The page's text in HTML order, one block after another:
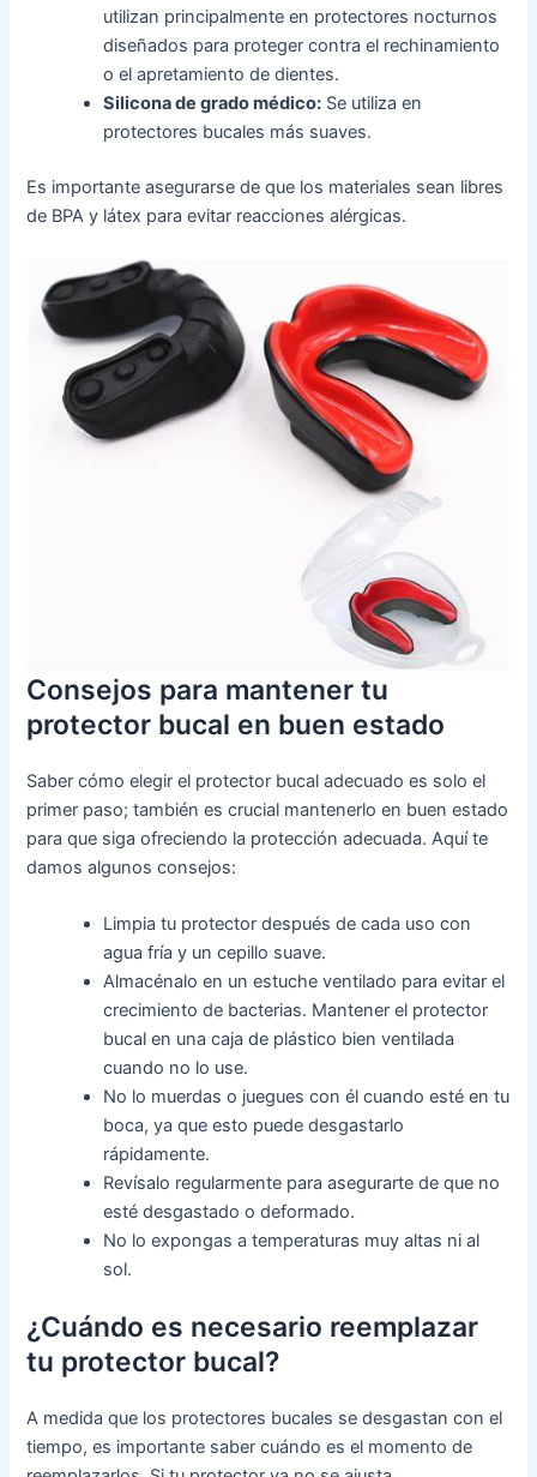
utilizan principalmente en protectores nocturnos
diseñados para proteger contra el rechinamiento
o el apretamiento de dientes.
Silicona de grado médico: Se utiliza en
protectores bucales más suaves.
Es importante asegurarse de que los materiales sean libres
de BPA y látex para evitar reacciones alérgicas.
Consejos para mantener tu
protector bucal en buen estado
Saber cómo elegir el protector bucal adecuado es solo el
primer paso; también es crucial mantenerlo en buen estado
para que siga ofreciendo la protección adecuada. Aquí te
damos algunos consejos:
Limpia tu protector después de cada uso con
agua fría y un cepillo suave.
Almacénalo en un estuche ventilado para evitar el
crecimiento de bacterias. Mantener el protector
bucal en una caja de plástico bien ventilada
cuando no lo use.
No lo muerdas o juegues con él cuando esté en tu
boca, ya que esto puede desgastarlo
rápidamente.
Revísalo regularmente para asegurarte de que no
esté desgastado o deformado.
No lo expongas a temperaturas muy altas ni al
sol.
¿Cuándo es necesario reemplazar
tu protector bucal?
A medida que los protectores bucales se desgastan con el
tiempo, es importante saber cuándo es el momento de